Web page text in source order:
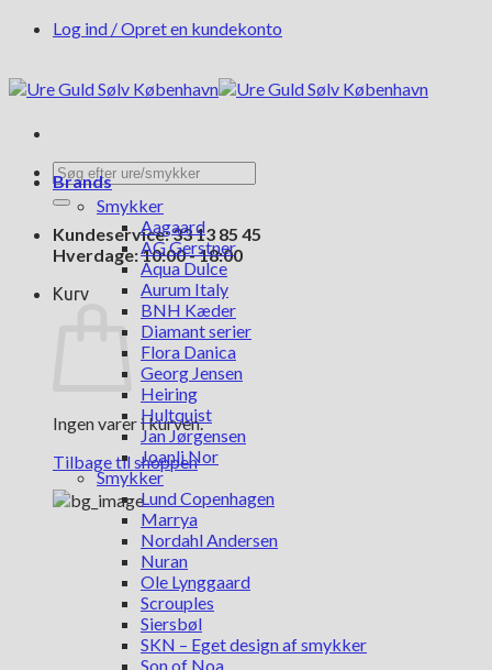
FortsætLog ind / Opret en kundekonto
Søg
efter:
Kundeservice: 33 13 85 45
Hverdage: 10:00 - 18:00
Kurv
Ingen varer i kurven.
Tilbage til shoppen
Brands
Smykker
Aagaard
AG Gerstner
Aqua Dulce
Aurum Italy
BNH Kæder
Diamant serier
Flora Danica
Georg Jensen
Heiring
Hultquist
Jan Jørgensen
Joanli Nor
Smykker
Lund Copenhagen
Marrya
Nordahl Andersen
Nuran
Ole Lynggaard
Scrouples
Siersbøl
SKN – Eget design af smykker
Son of Noa